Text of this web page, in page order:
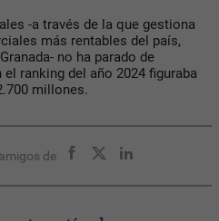
-a través de la que gestiona
más rentables del país,
no ha parado de
ranking del año 2024 figuraba
millones.
de